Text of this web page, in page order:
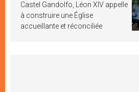
Castel Gandolfo, Léon XIV appelle
à construire une Église
accueillante et réconciliée